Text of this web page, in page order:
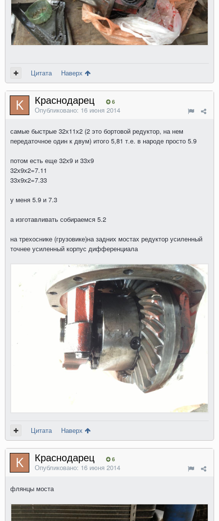
Цитата Наверх
Краснодарец 6
Опубликовано: 16 июня 2014
самые быстрые 32х11х2 (2 это бортовой редуктор, на нем
передаточное один к двум) итого 5,81 т.е. в народе просто 5.9
потом есть еще 32х9 и 33х9
32х9х2=7.11
33х9х2=7.33
у меня 5.9 и 7.3
а изготавливать собираемся 5.2
на трехоснике (грузовике)на задних мостах редуктор усиленный
точнее усиленный корпус дифференциала
Цитата Наверх
Краснодарец 6
Опубликовано: 16 июня 2014
флянцы моста